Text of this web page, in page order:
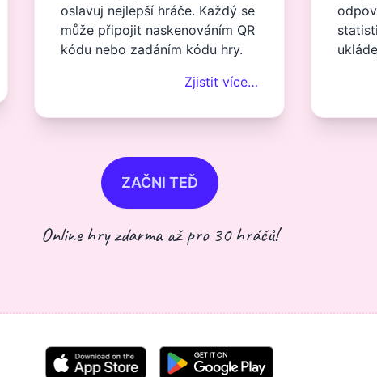
oslavuj nejlepší hráče. Každý se
může připojit naskenováním QR
kódu nebo zadáním kódu hry.
Zjistit více…
ZAČNI TEĎ
Online hry zdarma až pro 30 hráčů!